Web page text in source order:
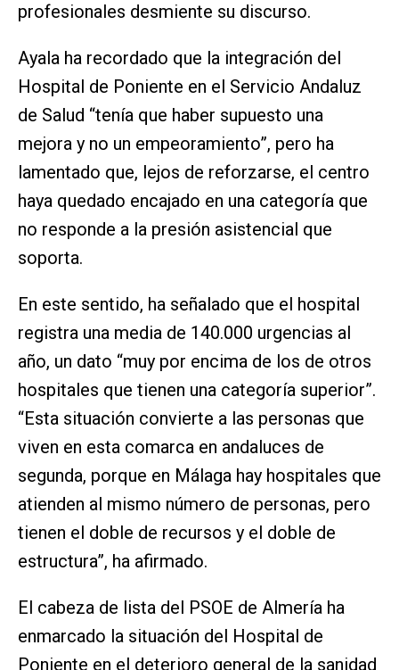
profesionales desmiente su discurso.
Ayala ha recordado que la integración del
Hospital de Poniente en el Servicio Andaluz
de Salud “tenía que haber supuesto una
mejora y no un empeoramiento”, pero ha
lamentado que, lejos de reforzarse, el centro
haya quedado encajado en una categoría que
no responde a la presión asistencial que
soporta.
En este sentido, ha señalado que el hospital
registra una media de 140.000 urgencias al
año, un dato “muy por encima de los de otros
hospitales que tienen una categoría superior”.
“Esta situación convierte a las personas que
viven en esta comarca en andaluces de
segunda, porque en Málaga hay hospitales que
atienden al mismo número de personas, pero
tienen el doble de recursos y el doble de
estructura”, ha afirmado.
El cabeza de lista del PSOE de Almería ha
enmarcado la situación del Hospital de
Poniente en el deterioro general de la sanidad